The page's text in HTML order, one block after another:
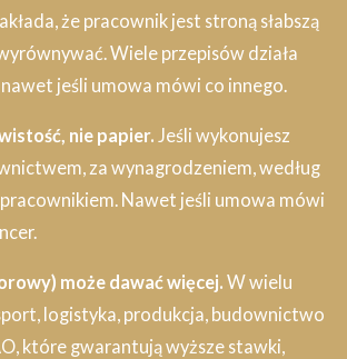
że pracownik jest stroną słabszą
Wiele przepisów działa
jeśli umowa mówi co innego.
nie papier. Jeśli wykonujesz
za wynagrodzeniem, według
Nawet jeśli umowa mówi
może dawać więcej. W wielu
logistyka, produkcja, budownictwo
które gwarantują wyższe stawki,